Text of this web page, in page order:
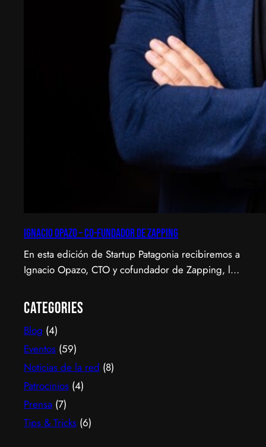
Ignacio Opazo – Co-Fundador de Zapping
En esta edición de Startup Patagonia recibiremos a
Ignacio Opazo, CTO y cofundador de Zapping, la
que América Latina ve televisión. ​Zapping nació
con una idea simple y potente: ofrecer una
experiencia de TV por internet fluida, sin
decodificadores ni contratos, y hoy suma más de
600…
Categories
Blog (4)
Eventos (59)
Noticias de la red (8)
Patrocinios (4)
Prensa (7)
Tips & Tricks (6)